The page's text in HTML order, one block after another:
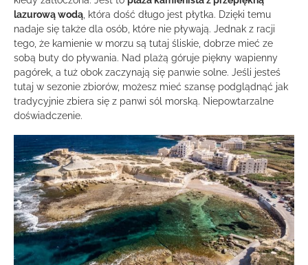
lazurową wodą, która dość długo jest płytka. Dzięki temu
nadaje się także dla osób, które nie pływają. Jednak z racji
tego, że kamienie w morzu są tutaj śliskie, dobrze mieć ze
sobą buty do pływania. Nad plażą góruje piękny wapienny
pagórek, a tuż obok zaczynają się panwie solne. Jeśli jesteś
tutaj w sezonie zbiorów, możesz mieć szansę podglądnąć jak
tradycyjnie zbiera się z panwi sól morską. Niepowtarzalne
doświadczenie.